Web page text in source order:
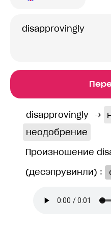
disapprovingly →
неодобрение
Произношение
(десэпрувинли) :